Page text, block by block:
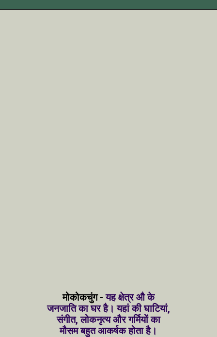
मोकोकचुंग -यह क्षेत्र औ के
जनजाति का घर है। यहां की घाटियां,
संगीत, लोकनृत्य और गर्मियों का
मौसम बहुत आकर्षक होता है।